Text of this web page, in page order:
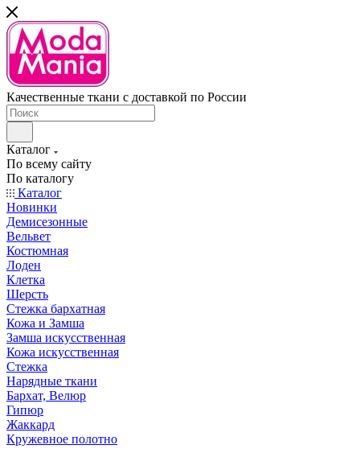
Качественные ткани с доставкой по России
Каталог
По всему сайту
По каталогу
Каталог
Новинки
Демисезонные
Вельвет
Костюмная
Лоден
Клетка
Шерсть
Стежка бархатная
Кожа и Замша
Замша искусственная
Кожа искусственная
Стежка
Нарядные ткани
Бархат, Велюр
Гипюр
Жаккард
Кружевное полотно